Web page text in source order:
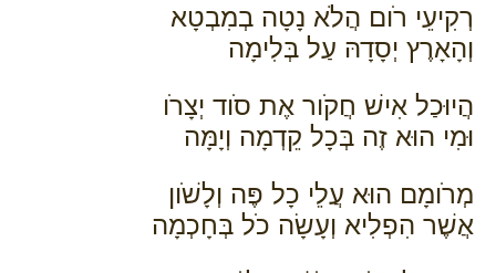
רְקִיעֵי רֹום הֲלֹא נָטָה בְמִבְטָא
וְהָאָרֶץ יְסָדָהּ עַל בְּלִימָה
הֲיוּכַל אִישׁ חֲקֹור אֶת סֹוד יְצָרֹו
וּמִי הוּא זֶה בְּכָל קֵדְמָה וְיָמָּה
מְרֹומָם הוּא עֲלֵי כָל פֶּה וְלָשֹׁון
אֲשֶׁר הִפְלִיא וְעָשָׂה כֹל בְּחָכְמָה